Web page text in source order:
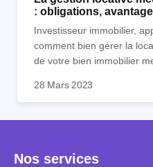
: obligations,
Investisseur immobilier,
comment bien gérer la
de votre bien immobilier
obligations en tant que
inconvénients présente ce
28 Mars 2023
Nos services